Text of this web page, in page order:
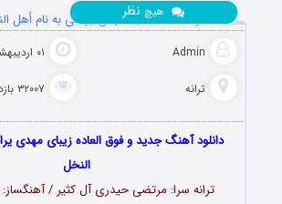
دانلود آهنگ جدید مهدی یراحی به نام أهل
Admin ۰۱ اردیبهشت ۱۳۹۸
ترانه ۳۲۰۰۷ بازدید
هیچ نظر
دانلود آهنگ جدید و فوق العاده زیبای مهدی
النخل
ترانه سرا: مرتضی حیدری آل کثیر /